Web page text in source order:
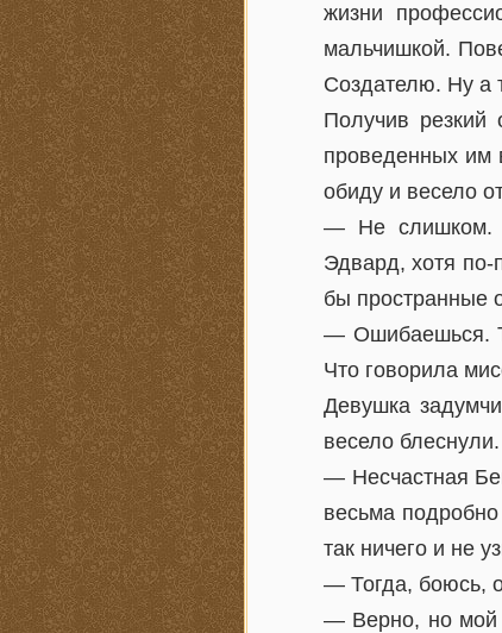
жизни
мальчишкой.
Создателю. Ну а
Получив резкий
проведенных им
обиду и весело
— Не слишком. В
Эдвард, хотя по-
бы пространные
— Ошибаешься.
Что говорила
Девушка
весело блеснули.
— Несчастная
весьма
так ничего и не
— Тогда, боюсь,
— Верно, но мой